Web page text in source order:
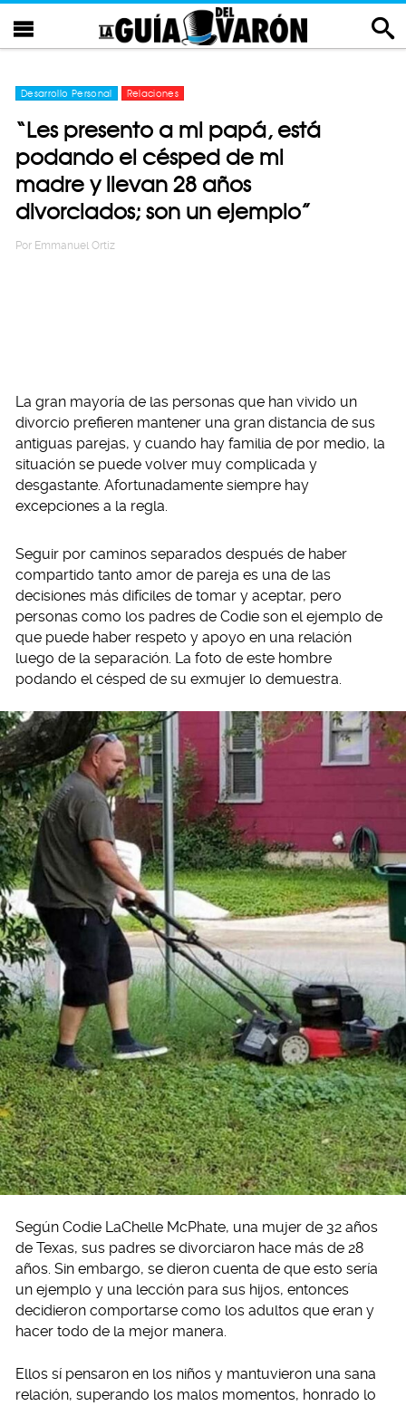
Desarrollo Personal Relaciones
“Les presento a mi papá, está
podando el césped de mi
madre y llevan 28 años
divorciados; son un ejemplo”
Por Emmanuel Ortiz
La gran mayoría de las personas que han vivido un
divorcio prefieren mantener una gran distancia de sus
antiguas parejas, y cuando hay familia de por medio, la
situación se puede volver muy complicada y
desgastante. Afortunadamente siempre hay
excepciones a la regla.
Seguir por caminos separados después de haber
compartido tanto amor de pareja es una de las
decisiones más difíciles de tomar y aceptar, pero
personas como los padres de Codie son el ejemplo de
que puede haber respeto y apoyo en una relación
luego de la separación. La foto de este hombre
podando el césped de su exmujer lo demuestra.
Según Codie LaChelle McPhate, una mujer de 32 años
de Texas, sus padres se divorciaron hace más de 28
años. Sin embargo, se dieron cuenta de que esto sería
un ejemplo y una lección para sus hijos, entonces
decidieron comportarse como los adultos que eran y
hacer todo de la mejor manera.
Ellos sí pensaron en los niños y mantuvieron una sana
relación, superando los malos momentos, honrado lo